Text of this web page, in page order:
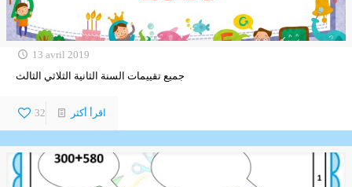
13 avril 2019
جميع تقييمات السنة الثانية الثلاثي الثالث
32 اقرأ أكثر